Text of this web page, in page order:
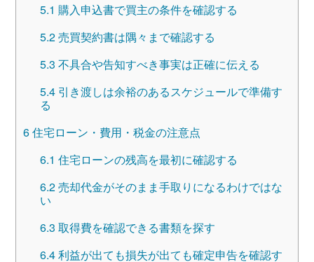
5.1 購入申込書で買主の条件を確認する
5.2売買契約書は隅々まで確認する
5.3 不具合や告知すべき事実は正確に伝える
5.4引き渡しは余裕のあるスケジュールで準備す
る
6住宅ローン・費用・税金の注意点
6.1 住宅ローンの残高を最初に確認する
6.2売却代金がそのまま手取りになるわけではな
い
6.3 取得費を確認できる書類を探す
6.4利益が出ても損失が出ても確定申告を確認す